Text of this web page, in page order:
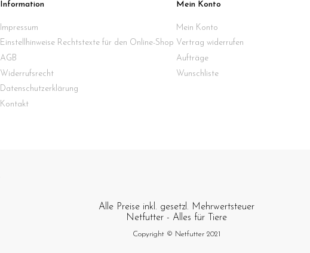
Information
Impressum
Einstellhinweise Rechtstexte für den Online-Shop
AGB
Widerrufsrecht
Datenschutzerklärung
Kontakt
Mein Konto
Mein Konto
Vertrag widerrufen
Aufträge
Wunschliste
Alle Preise inkl. gesetzl. Mehrwertsteuer
Netfutter - Alles für Tiere
Copyright © Netfutter 2021